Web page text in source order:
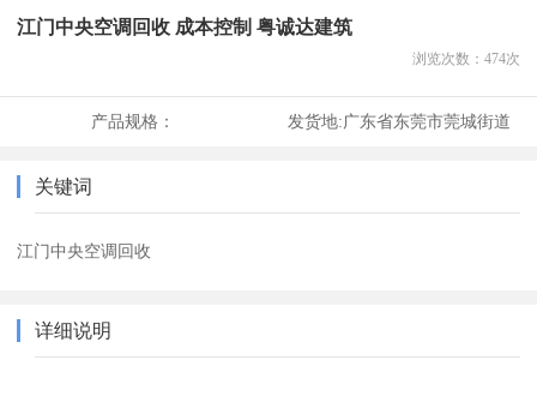
江门中央空调回收 成本控制 粤诚达建筑
浏览次数： 474次
产品规格： 发货地:广东省东莞市莞城街道
关键词
江门中央空调回收
详细说明